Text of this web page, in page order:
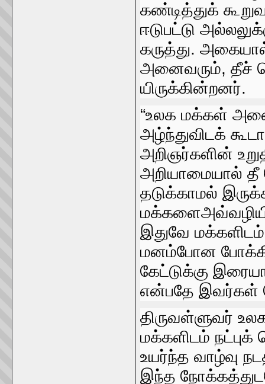
கண்டித்துக்‌
ஈடுபட்டு
கருத்து.
அனைவரும்‌, தீச்‌
யிருக்கின்றனர்‌.
“உலக மக்கள்‌
அழ்ந்துவிடக்‌
அறிஞர்களின்‌
அறியாமையால்‌ தீ
தடுக்காமல்‌
இதுவே
மனம்போன
கேட்டுக்கு
என்பதே இவர்கள்‌
திருவள்ளுவர்‌
மக்களிடம்‌
உயர்ந்த வாழ்வு
இந்த